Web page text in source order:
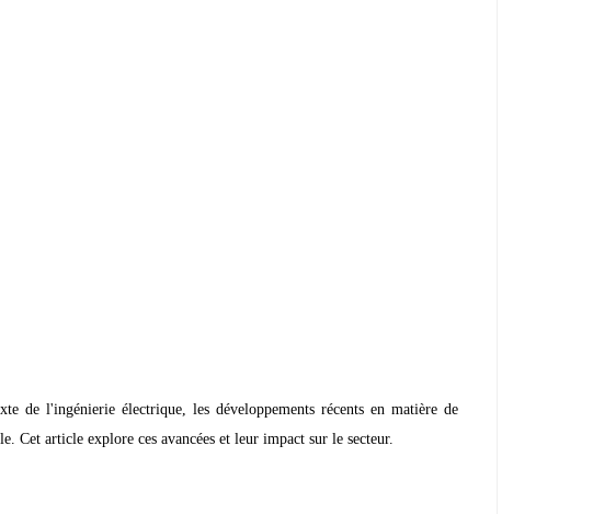
de l'ingénierie électrique, les développements récents en matière de
Cet article explore ces avancées et leur impact sur le secteur.